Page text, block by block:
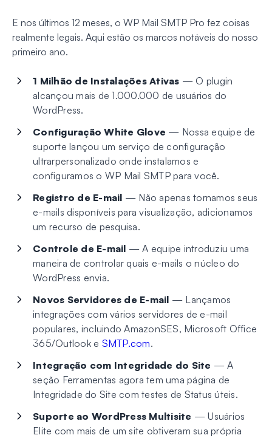
E nos últimos 12 meses, o WP Mail SMTP Pro fez coisas
realmente legais. Aqui estão os marcos notáveis do nosso
primeiro ano.
1 Milhão de Instalações Ativas — O plugin
alcançou mais de 1.000.000 de usuários do
WordPress.
Configuração White Glove — Nossa equipe de
suporte lançou um serviço de configuração
ultrarpersonalizado onde instalamos e
configuramos o WP Mail SMTP para você.
Registro de E-mail — Não apenas tornamos seus
e-mails disponíveis para visualização, adicionamos
um recurso de pesquisa.
Controle de E-mail — A equipe introduziu uma
maneira de controlar quais e-mails o núcleo do
WordPress envia.
Novos Servidores de E-mail — Lançamos
integrações com vários servidores de e-mail
populares, incluindo AmazonSES, Microsoft Office
365/Outlook e SMTP.com.
Integração com Integridade do Site — A
seção Ferramentas agora tem uma página de
Integridade do Site com testes de Status úteis.
Suporte ao WordPress Multisite — Usuários
Elite com mais de um site obtiveram sua própria